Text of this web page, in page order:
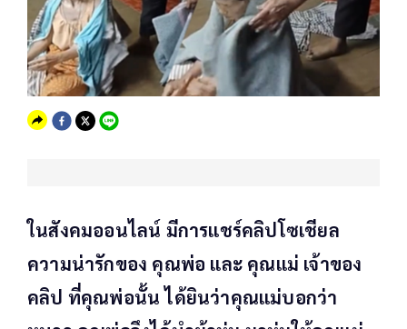
ในสังคมออนไลน์ มีการแชร์คลิปโซเชียล
ความน่ารักของ คุณพ่อ และ คุณแม่ เจ้าของ
คลิป ที่คุณพ่อนั้น ได้ยินว่าคุณแม่บอกว่า